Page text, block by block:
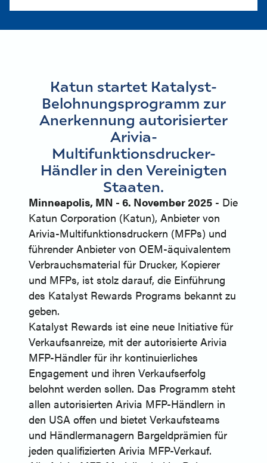
Katun startet Katalyst-
Belohnungsprogramm zur
Anerkennung autorisierter
Arivia-
Multifunktionsdrucker-
Händler in den Vereinigten
Staaten.
Minneapolis, MN - 6. November 2025 - Die
Katun Corporation (Katun), Anbieter von
Arivia-Multifunktionsdruckern (MFPs) und
führender Anbieter von OEM-äquivalentem
Verbrauchsmaterial für Drucker, Kopierer
und MFPs, ist stolz darauf, die Einführung
des Katalyst Rewards Programs bekannt zu
geben.
Katalyst Rewards ist eine neue Initiative für
Verkaufsanreize, mit der autorisierte Arivia
MFP-Händler für ihr kontinuierliches
Engagement und ihren Verkaufserfolg
belohnt werden sollen. Das Programm steht
allen autorisierten Arivia MFP-Händlern in
den USA offen und bietet Verkaufsteams
und Händlermanagern Bargeldprämien für
jeden qualifizierten Arivia MFP-Verkauf.